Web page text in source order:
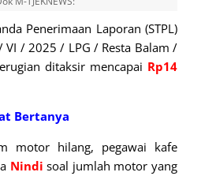
Penerimaan Laporan (STPL)
VI / 2025 / LPG / Resta Balam /
ditaksir mencapai Rp14
Bertanya
motor hilang, pegawai kafe
Nindi soal jumlah motor yang